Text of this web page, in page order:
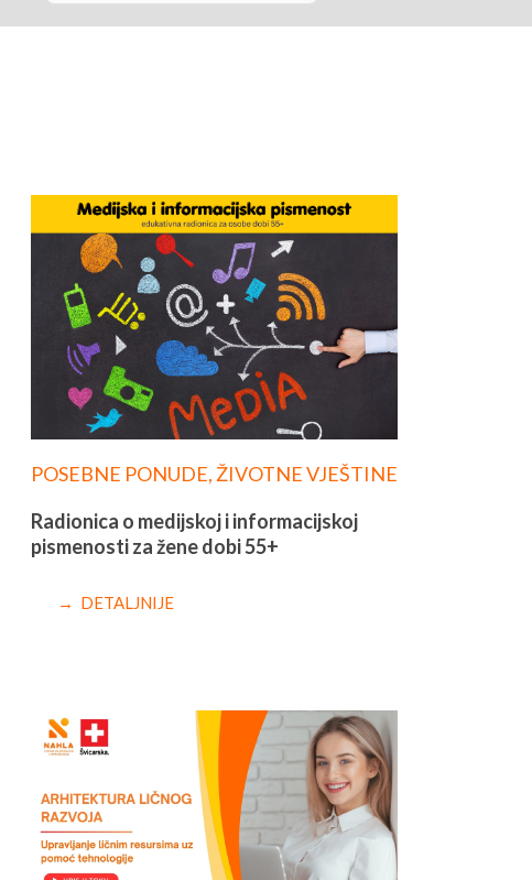
POSEBNE PONUDE, ŽIVOTNE VJEŠTINE
Radionica o medijskoj i informacijskoj
pismenosti za žene dobi 55+
→ DETALJNIJE